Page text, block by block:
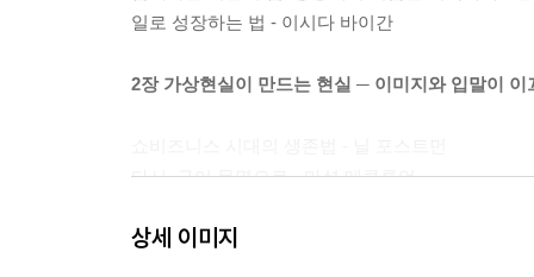
일로 성장하는 법 - 이시다 바이간
2장 가상현실이 만드는 현실 ─ 이미지와 입말이 이
다시, 구어 문명으로 - 마셜 매클루언
영상 시대, 이미지에 휘둘리지 않는 법 - 발터 베냐
상세 이미지